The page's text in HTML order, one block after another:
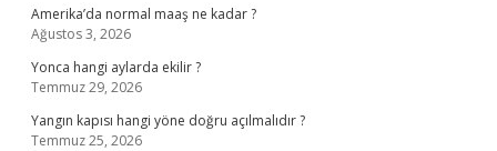
Amerika’da normal maaş ne kadar ?
Ağustos 3, 2026
Yonca hangi aylarda ekilir ?
Temmuz 29, 2026
Yangın kapısı hangi yöne doğru açılmalıdır ?
Temmuz 25, 2026